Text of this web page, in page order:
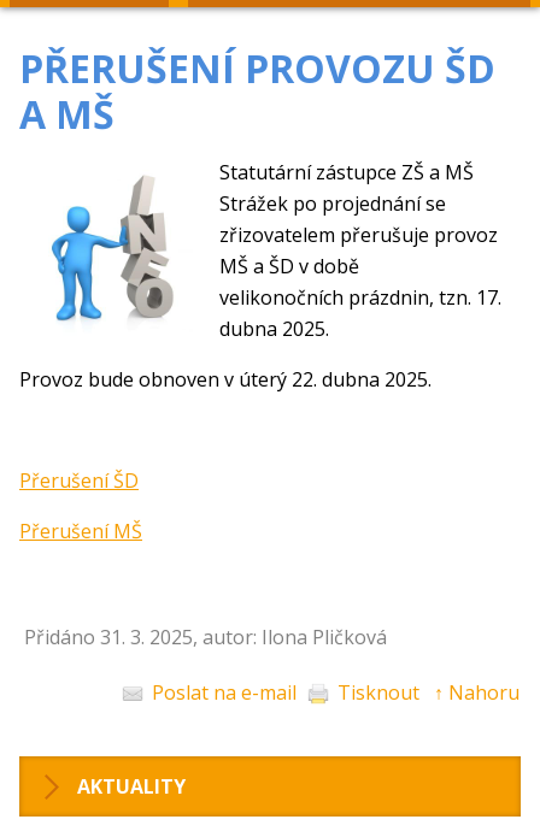
PŘERUŠENÍ PROVOZU ŠD
A MŠ
Statutární zástupce ZŠ a MŠ
Strážek po projednání se
zřizovatelem přerušuje provoz
MŠ a ŠD v době
velikonočních prázdnin, tzn. 17.
dubna 2025.
Provoz bude obnoven v úterý 22. dubna 2025.
Přerušení ŠD
Přerušení MŠ
Přidáno 31. 3. 2025, autor: Ilona Pličková
Poslat na e-mail Tisknout ↑ Nahoru
AKTUALITY